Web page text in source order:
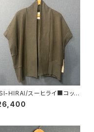
HIRAI/スーヒライ■コット
リース ショートスリーブ カ
ィガン /チャコール■CHA